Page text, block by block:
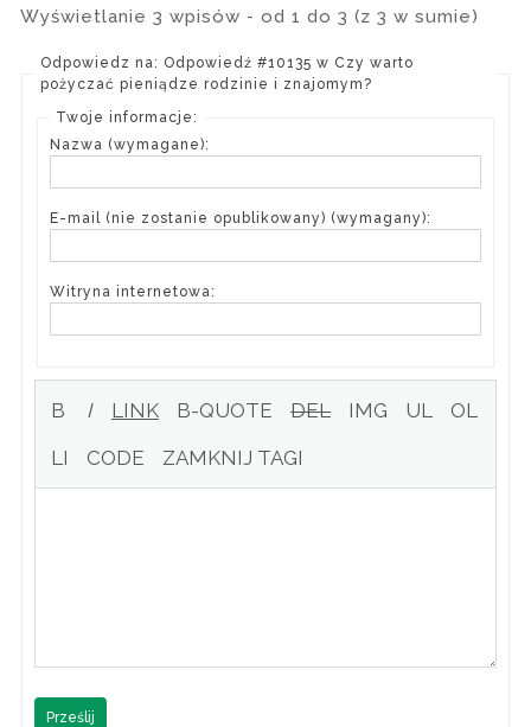
Wyświetlanie 3 wpisów - od 1 do 3 (z 3 w sumie)
Odpowiedz na: Odpowiedź #10135 w Czy warto
pożyczać pieniądze rodzinie i znajomym?
Twoje informacje:
Nazwa (wymagane):
E-mail (nie zostanie opublikowany) (wymagany):
Witryna internetowa:
Prześlij